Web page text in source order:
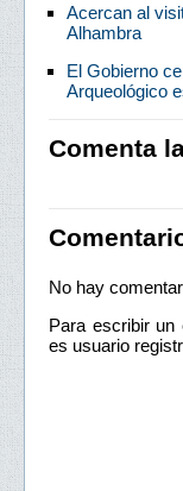
Acercan al
Alhambra
El Gobierno
Arqueológico
Comenta
No hay
Para escribir un
es usuario